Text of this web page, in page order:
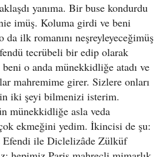
yanıma. Bir buse kondurdu
imüş. Koluma girdi ve beni
da ilk romanını neşreyleyeceğimüş
tecrübeli bir edip olarak
beni o anda münekkidliğe atadı ve
mahremime girer. Sizlere onları
iki şeyi bilmenizi isterim.
münekkidliğe asla veda
ekmeğini yedim. İkincisi de şu:
Efendi ile Diclelizâde Zülküf